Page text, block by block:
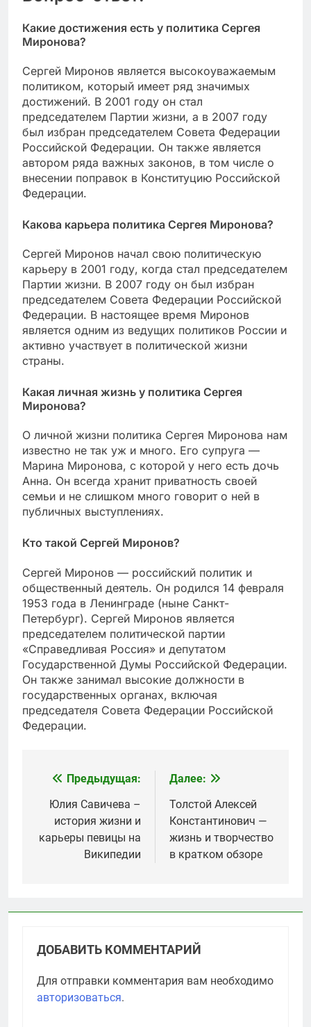
Какие достижения есть у политика Сергея
Миронова?
Сергей Миронов является высокоуважаемым
политиком, который имеет ряд значимых
достижений. В 2001 году он стал
председателем Партии жизни, а в 2007 году
был избран председателем Совета Федерации
Российской Федерации. Он также является
автором ряда важных законов, в том числе о
внесении поправок в Конституцию Российской
Федерации.
Какова карьера политика Сергея Миронова?
Сергей Миронов начал свою политическую
карьеру в 2001 году, когда стал председателем
Партии жизни. В 2007 году он был избран
председателем Совета Федерации Российской
Федерации. В настоящее время Миронов
является одним из ведущих политиков России и
активно участвует в политической жизни
страны.
Какая личная жизнь у политика Сергея
Миронова?
О личной жизни политика Сергея Миронова нам
известно не так уж и много. Его супруга —
Марина Миронова, с которой у него есть дочь
Анна. Он всегда хранит приватность своей
семьи и не слишком много говорит о ней в
публичных выступлениях.
Кто такой Сергей Миронов?
Сергей Миронов — российский политик и
общественный деятель. Он родился 14 февраля
1953 года в Ленинграде (ныне Санкт-
Петербург). Сергей Миронов является
председателем политической партии
«Справедливая Россия» и депутатом
Государственной Думы Российской Федерации.
Он также занимал высокие должности в
государственных органах, включая
председателя Совета Федерации Российской
Федерации.
Навигация
по
записям
Предыдущая:
Юлия Савичева –
история жизни и
карьеры певицы на
Википедии
Далее:
Толстой Алексей
Константинович —
жизнь и творчество
в кратком обзоре
ДОБАВИТЬ КОММЕНТАРИЙ
Для отправки комментария вам необходимо
авторизоваться.